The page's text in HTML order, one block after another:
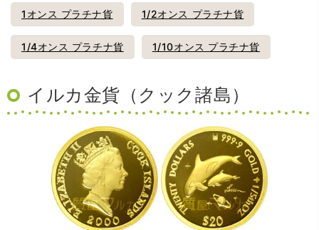
1オンス プラチナ貨 1/2オンス プラチナ貨
1/4オンス プラチナ貨 1/10オンス プラチナ貨
イルカ金貨（クック諸島）